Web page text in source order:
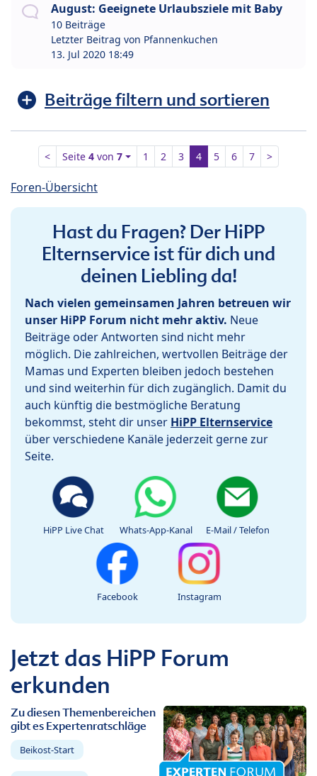
August: Geeignete Urlaubsziele mit Baby
10 Beiträge
Letzter Beitrag von Pfannenkuchen
13. Jul 2020 18:49
Beiträge filtern und sortieren
< Seite4 von7 1 2 3 4 5 6 7 >
Foren-Übersicht
Hast du Fragen? Der HiPP
Elternservice ist für dich und
deinen Liebling da!
Nach vielen gemeinsamen Jahren betreuen wir
unser HiPP Forum nicht mehr aktiv. Neue
Beiträge oder Antworten sind nicht mehr
möglich. Die zahlreichen, wertvollen Beiträge der
Mamas und Experten bleiben jedoch bestehen
und sind weiterhin für dich zugänglich. Damit du
auch künftig die bestmögliche Beratung
bekommst, steht dir unser HiPP Elternservice
über verschiedene Kanäle jederzeit gerne zur
Seite.
HiPP Live Chat Whats-App-Kanal E-Mail / Telefon
Facebook Instagram
Jetzt das HiPP Forum
erkunden
Zu diesen Themenbereichen
gibt es Expertenratschläge
Beikost-Start